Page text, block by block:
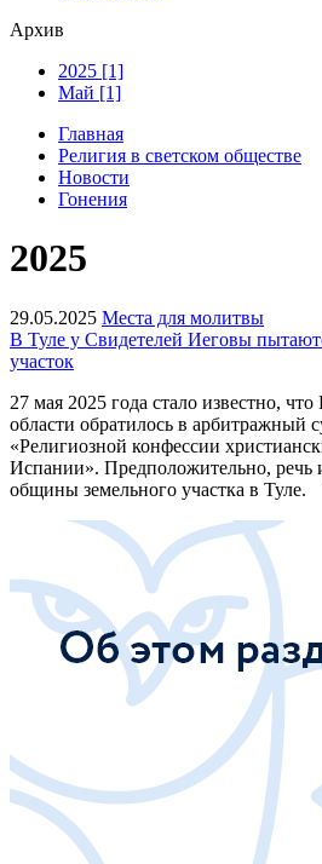
Архив
2025 [1]
Май [1]
Главная
Религия в светском обществе
Новости
Гонения
2025
29.05.2025 Места для молитвы
В Туле у Свидетелей Иеговы
участок
27 мая 2025 года стало известно,
области обратилось в арбитражный
«Религиозной конфессии
Испании». Предположительно, речь
общины земельного участка в Туле.